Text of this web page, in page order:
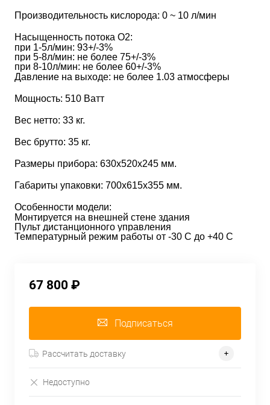
Производительность кислорода: 0 ~ 10 л/мин
Насыщенность потока О2:
при 1-5л/мин: 93+/-3%
при 5-8л/мин: не более 75+/-3%
при 8-10л/мин: не более 60+/-3%
Давление на выходе: не более 1.03 атмосферы
Мощность: 510 Ватт
Вес нетто: 33 кг.
Вес брутто: 35 кг.
Размеры прибора: 630х520х245 мм.
Габариты упаковки: 700х615х355 мм.
Особенности модели:
Монтируется на внешней стене здания
Пульт дистанционного управления
Температурный режим работы от -30 С до +40 С
67 800 ₽
Подписаться
Рассчитать доставку
Недоступно